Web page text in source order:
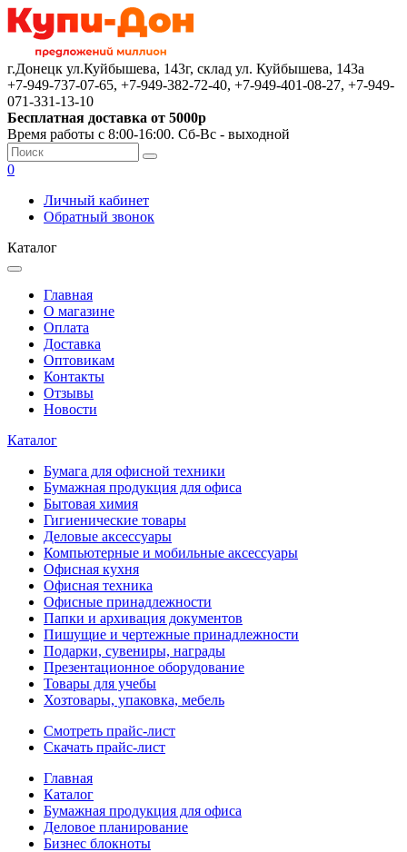
г.Донецк ул.Куйбышева, 143г, склад ул. Куйбышева, 143а
+7-949-737-07-65, +7-949-382-72-40, +7-949-401-08-27, +7-949-
071-331-13-10
Бесплатная доставка от 5000р
Время работы с 8:00-16:00. Сб-Вс - выходной
0
Личный кабинет
Обратный звонок
Каталог
Главная
О магазине
Оплата
Доставка
Оптовикам
Контакты
Отзывы
Новости
Каталог
Бумага для офисной техники
Бумажная продукция для офиса
Бытовая химия
Гигиенические товары
Деловые аксессуары
Компьютерные и мобильные аксессуары
Офисная кухня
Офисная техника
Офисные принадлежности
Папки и архивация документов
Пишущие и чертежные принадлежности
Подарки, сувениры, награды
Презентационное оборудование
Товары для учебы
Хозтовары, упаковка, мебель
Смотреть прайс-лист
Скачать прайс-лист
Главная
Каталог
Бумажная продукция для офиса
Деловое планирование
Бизнес блокноты